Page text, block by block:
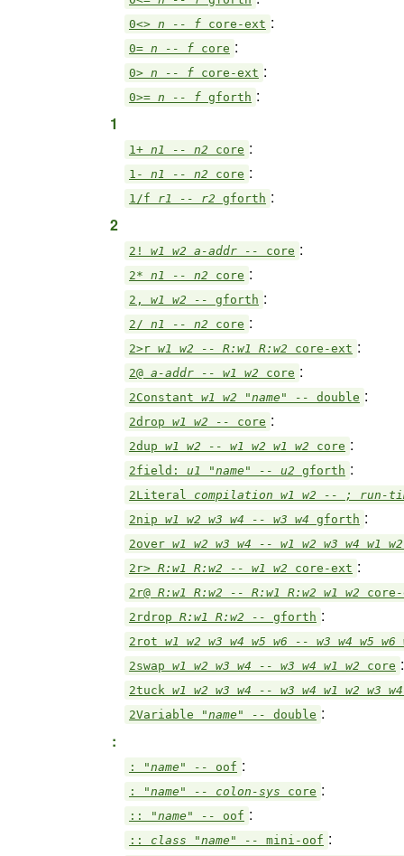
0<> n -- f core-ext :
0= n -- f core :
0> n -- f core-ext :
0>= n -- f gforth :
1
1+ n1 -- n2 core :
1- n1 -- n2 core :
1/f r1 -- r2 gforth :
2
2! w1 w2 a-addr -- core :
2* n1 -- n2 core :
2, w1 w2 -- gforth :
2/ n1 -- n2 core :
2>r w1 w2 -- R:w1 R:w2 core-ext :
2@ a-addr -- w1 w2 core :
2Constant w1 w2 "name" -- double :
2drop w1 w2 -- core :
2dup w1 w2 -- w1 w2 w1 w2 core :
2field: u1 "name" -- u2 gforth :
2Literal compilation w1 w2 -- ; run-
2nip w1 w2 w3 w4 -- w3 w4 gforth :
2over w1 w2 w3 w4 -- w1 w2 w3 w4 w1
2r> R:w1 R:w2 -- w1 w2 core-ext :
2r@ R:w1 R:w2 -- R:w1 R:w2 w1 w2
2rdrop R:w1 R:w2 -- gforth :
2rot w1 w2 w3 w4 w5 w6 -- w3 w4 w5
2swap w1 w2 w3 w4 -- w3 w4 w1 w2 core :
2tuck w1 w2 w3 w4 -- w3 w4 w1 w2 w3
2Variable
"name" -- double :
:
: "name" -- oof :
: "name" -- colon-sys core :
:: "name" -- oof :
:: class "name" -- mini-oof :